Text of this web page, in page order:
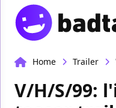
Home Trailer
V/H/S/99: